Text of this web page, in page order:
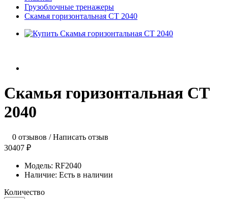
Грузоблочные тренажеры
Скамья горизонтальная CT 2040
Скамья горизонтальная CT
2040
0 отзывов /Написать отзыв
30407 ₽
Модель: RF2040
Наличие: Есть в наличии
Количество